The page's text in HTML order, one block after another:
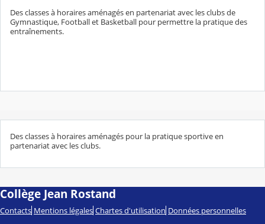
Des classes à horaires aménagés en partenariat avec les clubs de
Gymnastique, Football et Basketball pour permettre la pratique des
entraînements.
Des classes à horaires aménagés pour la pratique sportive en
partenariat avec les clubs.
Collège Jean Rostand
Contacts Mentions légales Chartes d'utilisation Données personnelles